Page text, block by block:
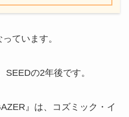
ています。
SEEDの2年後です。
』は、コズミック・イ